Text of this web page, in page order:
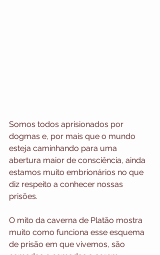
Somos todos aprisionados por
dogmas e, por mais que o mundo
esteja caminhando para uma
abertura maior de consciência, ainda
estamos muito embrionários no que
diz respeito a conhecer nossas
prisões.
O mito da caverna de Platão mostra
muito como funciona esse esquema
de prisão em que vivemos, são